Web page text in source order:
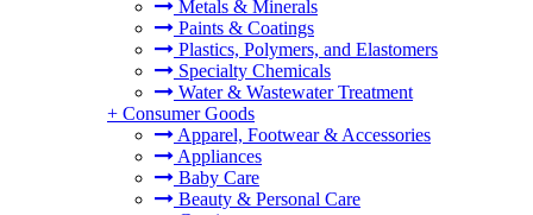
Metals & Minerals
Paints & Coatings
Plastics, Polymers, and Elastomers
Specialty Chemicals
Water & Wastewater Treatment
+ Consumer Goods
Apparel, Footwear & Accessories
Appliances
Baby Care
Beauty & Personal Care